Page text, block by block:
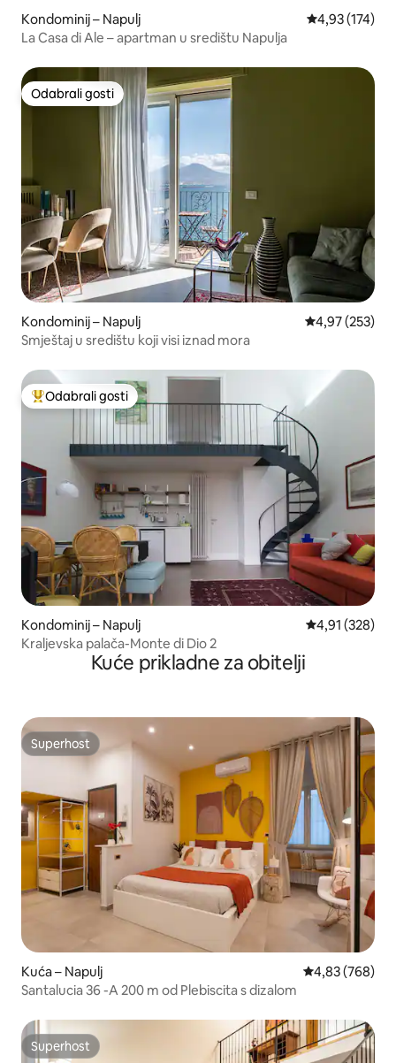
Kondominij – Napulj Prosječna
4,93 (174)
La Casa di Ale – apartman u središtu Napulja
Odabrali gosti
Odabrali gosti
Kondominij – Napulj Prosječna
4,97 (253)
Smještaj u središtu koji visi iznad mora
Među najviše rangiranima s oznakom „Odabrali gosti”
Odabrali gosti
Kondominij – Napulj Prosječna
4,91 (328)
Kraljevska palača-Monte di Dio 2
Kuće prikladne za obitelji
Superhost
Superhost
Kuća – Napulj Prosječna
4,83 (768)
Santalucia 36 -A 200 m od Plebiscita s dizalom
Superhost
Superhost